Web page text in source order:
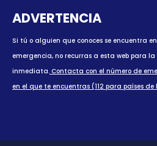
ADVERTENCIA
Si tú o alguien que conoces se encuentra
emergencia, no recurras a esta web para
inmediata. Contacta con el número de
en el que te encuentras (112 para países de